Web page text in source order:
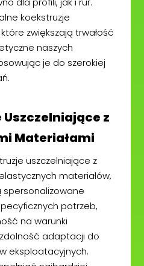
koekstruzje
zwiększają trwałość
naszych
je do szerokiej
z
Materiałami
uszczelniające z
materiałów,
potrzeb,
na warunki
adaptacji do
eksploatacyjnych.